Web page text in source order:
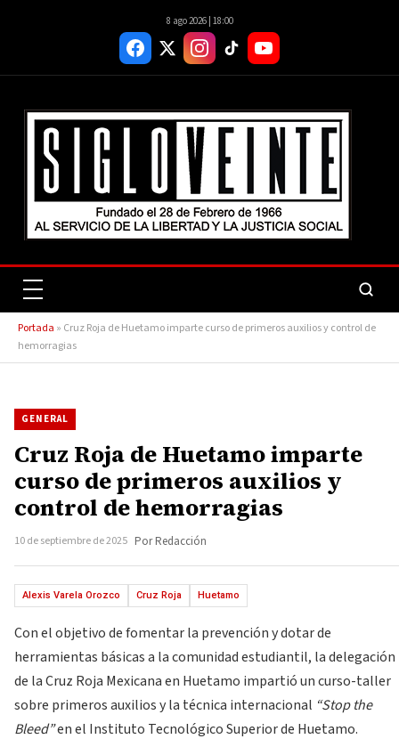
8 ago 2026 | 18:00
Portada » Cruz Roja de Huetamo imparte curso de primeros auxilios y control de
hemorragias
GENERAL
Cruz Roja de Huetamo imparte
curso de primeros auxilios y
control de hemorragias
10 de septiembre de 2025 Por Redacción
Alexis Varela Orozco Cruz Roja Huetamo
Con el objetivo de fomentar la prevención y dotar de
herramientas básicas a la comunidad estudiantil, la delegación
de la Cruz Roja Mexicana en Huetamo impartió un curso-taller
sobre primeros auxilios y la técnica internacional “Stop the
Bleed”en el Instituto Tecnológico Superior de Huetamo.